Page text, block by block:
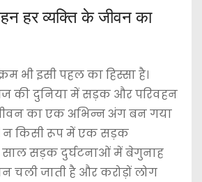
हर व्यक्ति के जीवन का
भी इसी पहल का हिस्सा है।
की दुनिया में सड़क और परिवहन
का एक अभिन्न अंग बन गया
न किसी रूप में एक सड़क
साल सड़क दुर्घटनाओं में बेगुनाह
चली जाती है और करोड़ों लोग